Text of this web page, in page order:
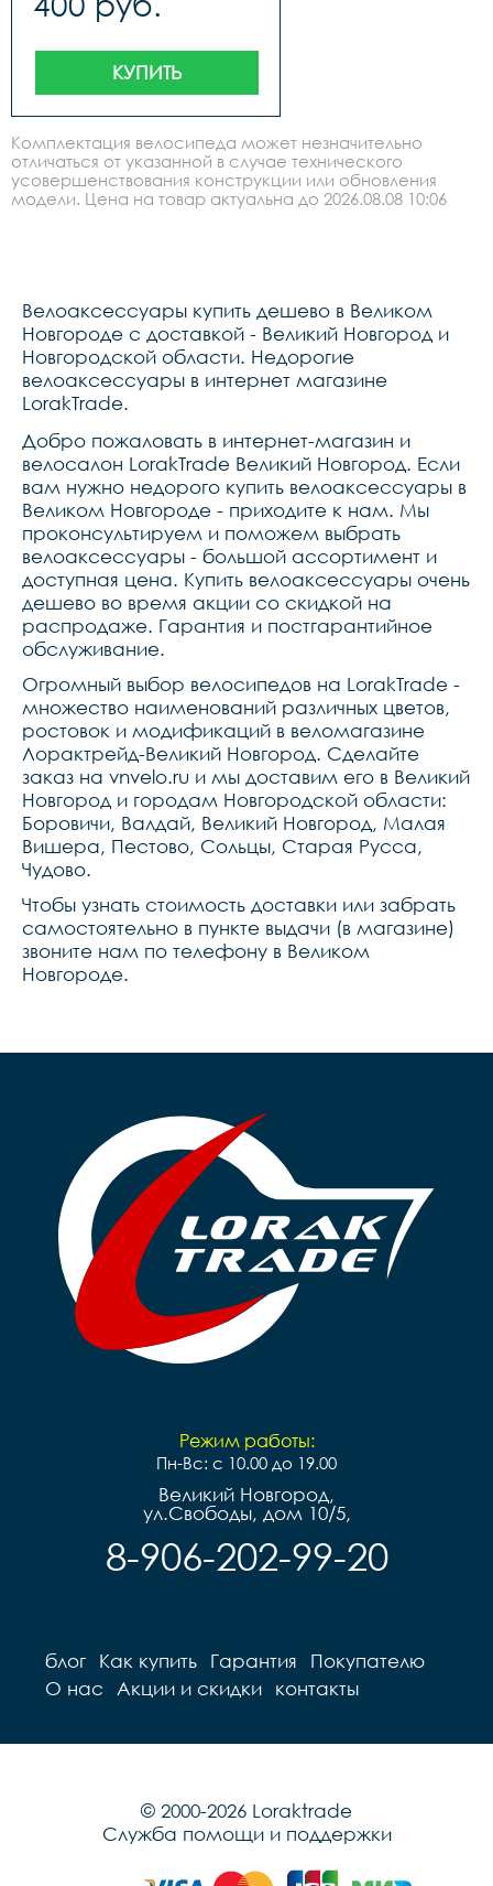
КУПИТЬ
Комплектация велосипеда может незначительно
отличаться от указанной в случае технического
усовершенствования конструкции или обновления
модели. Цена на товар актуальна до 2026.08.08 10:06
Велоаксессуары купить дешево в Великом
Новгороде с доставкой - Великий Новгород и
Новгородской области. Недорогие
велоаксессуары в интернет магазине
LorakTrade.
Добро пожаловать в интернет-магазин и
велосалон LorakTrade Великий Новгород. Если
вам нужно недорого купить велоаксессуары в
Великом Новгороде - приходите к нам. Мы
проконсультируем и поможем выбрать
велоаксессуары - большой ассортимент и
доступная цена. Купить велоаксессуары очень
дешево во время акции со скидкой на
распродаже. Гарантия и постгарантийное
обслуживание.
Огромный выбор велосипедов на LorakTrade -
множество наименований различных цветов,
ростовок и модификаций в веломагазине
Лорактрейд-Великий Новгород. Сделайте
заказ на vnvelo.ru и мы доставим его в Великий
Новгород и городам Новгородской области:
Боровичи, Валдай, Великий Новгород, Малая
Вишера, Пестово, Сольцы, Старая Русса,
Чудово.
Чтобы узнать стоимость доставки или забрать
самостоятельно в пункте выдачи (в магазине)
звоните нам по телефону в Великом
Новгороде.
Режим работы:
Пн-Вс: с 10.00 до 19.00
Великий Новгород,
ул.Свободы, дом 10/5,
8-906-202-99-20
блог Как купить Гарантия
Покупателю
О нас
Акции и скидки контакты
© 2000-2026 Loraktrade
Служба помощи и поддержки